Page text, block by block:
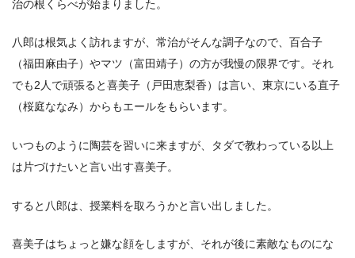
治の根くらべが始まりました。
八郎は根気よく訪れますが、常治がそんな調子なので、百合子
（福田麻由子）やマツ（富田靖子）の方が我慢の限界です。それ
でも2人で頑張ると喜美子（戸田恵梨香）は言い、東京にいる直子
（桜庭ななみ）からもエールをもらいます。
いつものように陶芸を習いに来ますが、タダで教わっている以上
は片づけたいと言い出す喜美子。
すると八郎は、授業料を取ろうかと言い出しました。
喜美子はちょっと嫌な顔をしますが、それが後に素敵なものにな